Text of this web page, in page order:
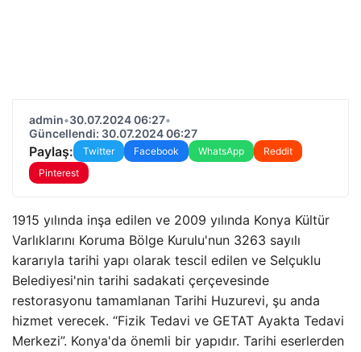
admin•30.07.2024 06:27•
Güncellendi: 30.07.2024 06:27
Paylaş: Twitter Facebook WhatsApp
Reddit
Pinterest
1915 yılında inşa edilen ve 2009 yılında Konya Kültür
Varlıklarını Koruma Bölge Kurulu'nun 3263 sayılı
kararıyla tarihi yapı olarak tescil edilen ve Selçuklu
Belediyesi'nin tarihi sadakati çerçevesinde
restorasyonu tamamlanan Tarihi Huzurevi, şu anda
hizmet verecek. “Fizik Tedavi ve GETAT Ayakta Tedavi
Merkezi”. Konya'da önemli bir yapıdır. Tarihi eserlerden